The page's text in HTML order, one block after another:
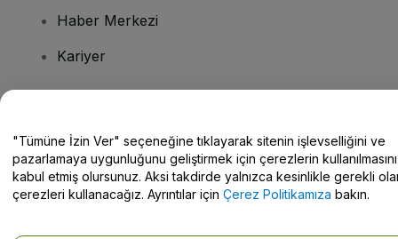
Haber Merkezi
Kariyer
Yardım Merkezi / Bize Ulaşın
"Tümüne İzin Ver" seçeneğine tıklayarak sitenin işlevselliğini ve
pazarlamaya uygunluğunu geliştirmek için çerezlerin kullanılmasını
kabul etmiş olursunuz. Aksi takdirde yalnızca kesinlikle gerekli
çerezleri kullanacağız. Ayrıntılar için Çerez Politikamıza bakın.